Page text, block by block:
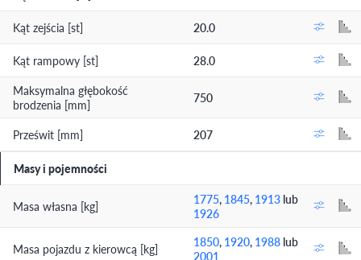
Kąt zejścia [st] 20.0
Kąt rampowy [st]
28.0
Maksymalna głębokość
brodzenia [mm]
750
Prześwit [mm] 207
Masy i pojemności
Masa własna [kg] 1775, 1845, 1913 lub
1926
Masa pojazdu z kierowcą [kg] 1850, 1920, 1988 lub
2001